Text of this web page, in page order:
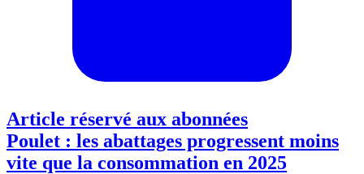
Article réservé aux abonnées
Poulet : les abattages progressent moins
vite que la consommation en 2025